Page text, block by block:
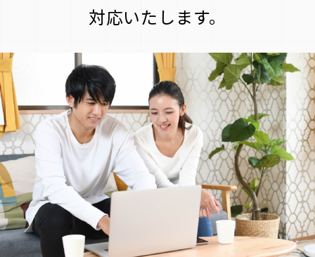
2.個人情報の適正管理について
を防止するために、不正アクセス対策、ウィルス対
策等の合理的で適切な情報セキュリティ対策を行
い、個人情報に関するリスクの予防ならびに是正に
努めます。
対応いたします。